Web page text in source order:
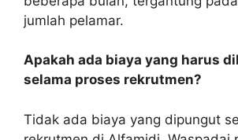
jumlah pelamar.
Apakah ada biaya yang harus
selama proses rekrutmen?
Tidak ada biaya yang dipungut